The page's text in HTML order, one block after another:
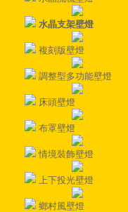
水晶支架壁燈
複刻版壁燈
調整型多功能壁燈
床頭壁燈
布罩壁燈
情境裝飾壁燈
上下投光壁燈
鄉村風壁燈